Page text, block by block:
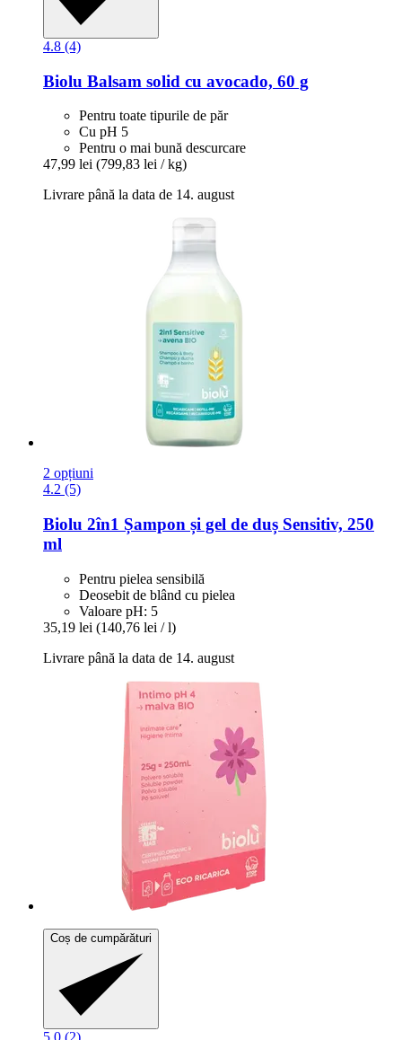
4.8 (4)
Biolu Balsam solid cu avocado, 60 g
Pentru toate tipurile de păr
Cu pH 5
Pentru o mai bună descurcare
47,99 lei (799,83 lei / kg)
Livrare până la data de 14. august
2 opțiuni
4.2 (5)
Biolu 2în1 Șampon și gel de duș Sensitiv, 250
ml
Pentru pielea sensibilă
Deosebit de blând cu pielea
Valoare pH: 5
35,19 lei (140,76 lei / l)
Livrare până la data de 14. august
Coș de cumpărături